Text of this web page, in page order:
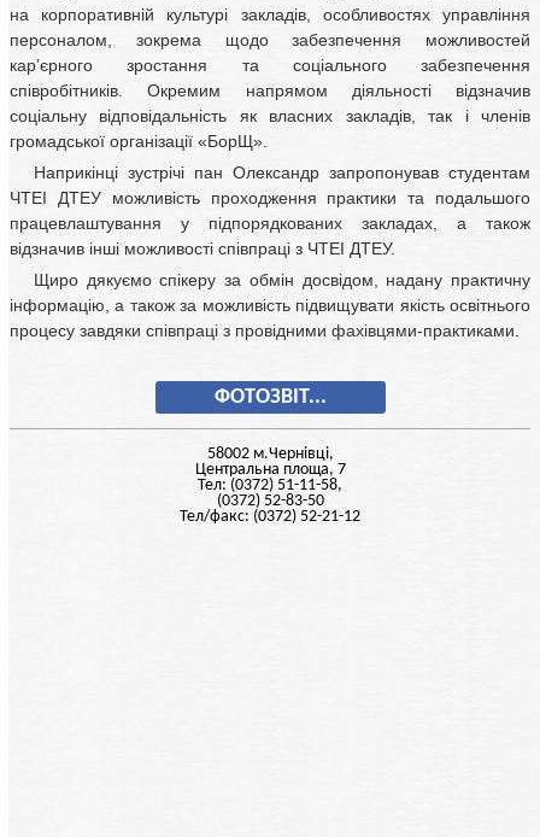
на корпоративній культурі закладів, особливостях управління
персоналом, зокрема щодо забезпечення можливостей
кар’єрного зростання та соціального забезпечення
співробітників. Окремим напрямом діяльності відзначив
соціальну відповідальність як власних закладів, так і членів
громадської організації «БорЩ».
Наприкінці зустрічі пан Олександр запропонував студентам
ЧТЕІ ДТЕУ можливість проходження практики та подальшого
працевлаштування у підпорядкованих закладах, а також
відзначив інші можливості співпраці з ЧТЕІ ДТЕУ.
Щиро дякуємо спікеру за обмін досвідом, надану практичну
інформацію, а також за можливість підвищувати якість освітнього
процесу завдяки співпраці з провідними фахівцями-практиками.
ФОТОЗВІТ...
58002 м.Чернiвцi,
Центральна площа, 7
Тел: (0372) 51-11-58,
(0372) 52-83-50
Тел/факс: (0372) 52-21-12